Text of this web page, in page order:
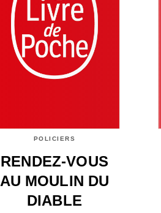
POLICIERS
RENDEZ-VOUS
AU MOULIN DU
DIABLE